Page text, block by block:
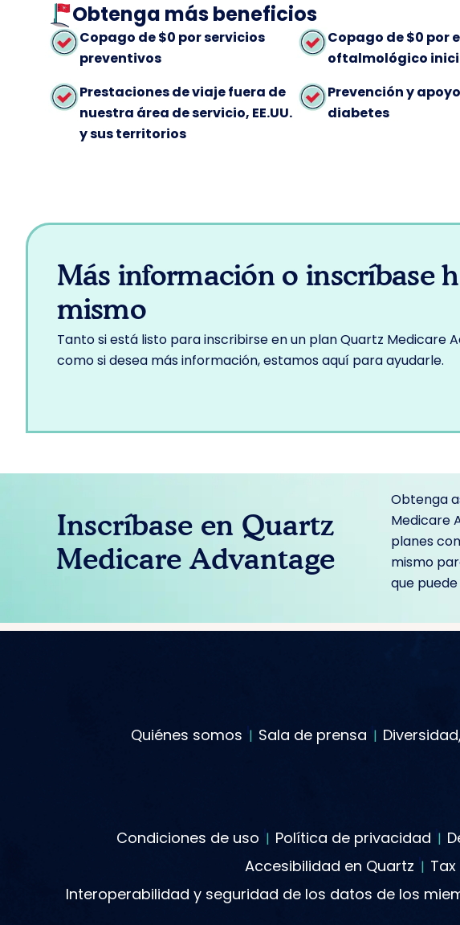
Obtenga más beneficios
Copago de $0 por servicios
preventivos
Copago de $0 por
oftalmológico
Prestaciones de viaje fuera de
nuestra área de servicio, EE.UU.
y sus territorios
Prevención y
diabetes
Más información o inscríbase
mismo
Tanto si está listo para inscribirse en un plan Quartz Medicare
como si desea más información, estamos aquí para ayudarle.
Inscríbase en Quartz
Medicare Advantage
Obtenga
Medicare
planes
mismo
que
Quiénes somos Sala de prensa
Condiciones de uso Política de privacidad
Accesibilidad en Quartz
Interoperabilidad y seguridad de los datos de los